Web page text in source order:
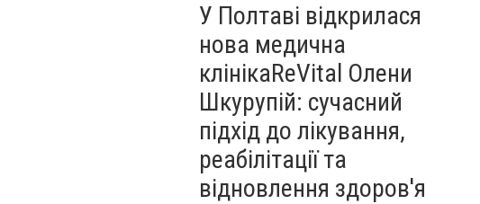
У Полтаві відкрилася
нова медична
клінікаReVital Олени
Шкурупій: сучасний
підхід до лікування,
реабілітації та
відновлення здоров'я